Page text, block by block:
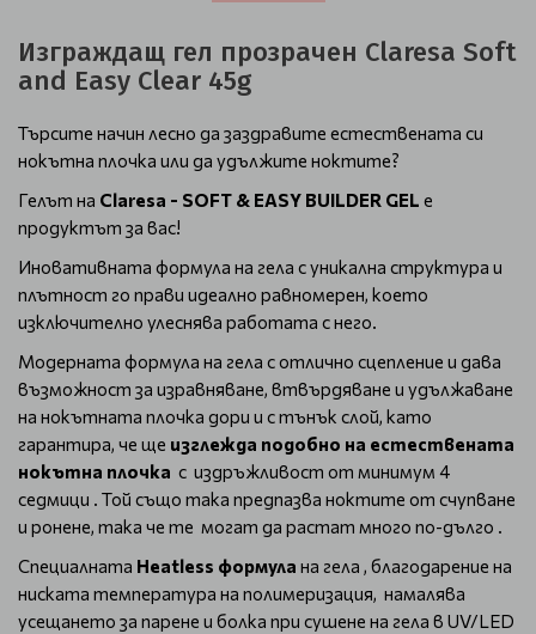
Изграждащ гел прозрачен Claresa Soft
and Easy Clear 45g
Търсите начин лесно да заздравите естествената си
нокътна плочка или да удължите ноктите?
Гелът на Claresa - SOFT & EASY BUILDER GEL е
продуктът за вас!
Иновативната формула на гела с уникална структура и
плътност го прави идеално равномерен, което
изключително улеснява работата с него.
Модерната формула на гела с отлично сцепление и дава
възможност за изравняване, втвърдяване и удължаване
на нокътната плочка дори и с тънък слой, като
гарантира, че ще изглежда подобно на естествената
нокътна плочка с издръжливост от минимум 4
седмици . Той също така предпазва ноктите от счупване
и ронене, така че те могат да растат много по-дълго .
Специалната Heatless формула на гела , благодарение на
ниската температура на полимеризация, намалява
усещането за парене и болка при сушене на гела в UV/LED